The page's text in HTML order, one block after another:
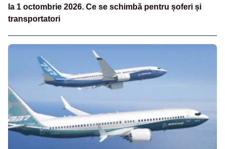
la 1 octombrie 2026. Ce se schimbă pentru șoferi și
transportatori